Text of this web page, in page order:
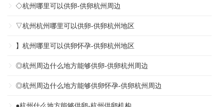
◇杭州哪里可以供卵-供卵杭州周边
▽杭州杭州哪里可以供卵-供卵杭州地区
】杭州哪里可以供卵怀孕-供卵杭州地区
◎杭州周边什么地方能够供卵-供卵杭州周边
◎杭州周边什么地方能够供卵怀孕-供卵杭州周边